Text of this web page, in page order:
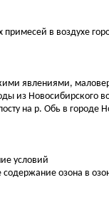
примесей в воздухе
явлениями,
из Новосибирского
на р. Обь в городе
условий
озона в